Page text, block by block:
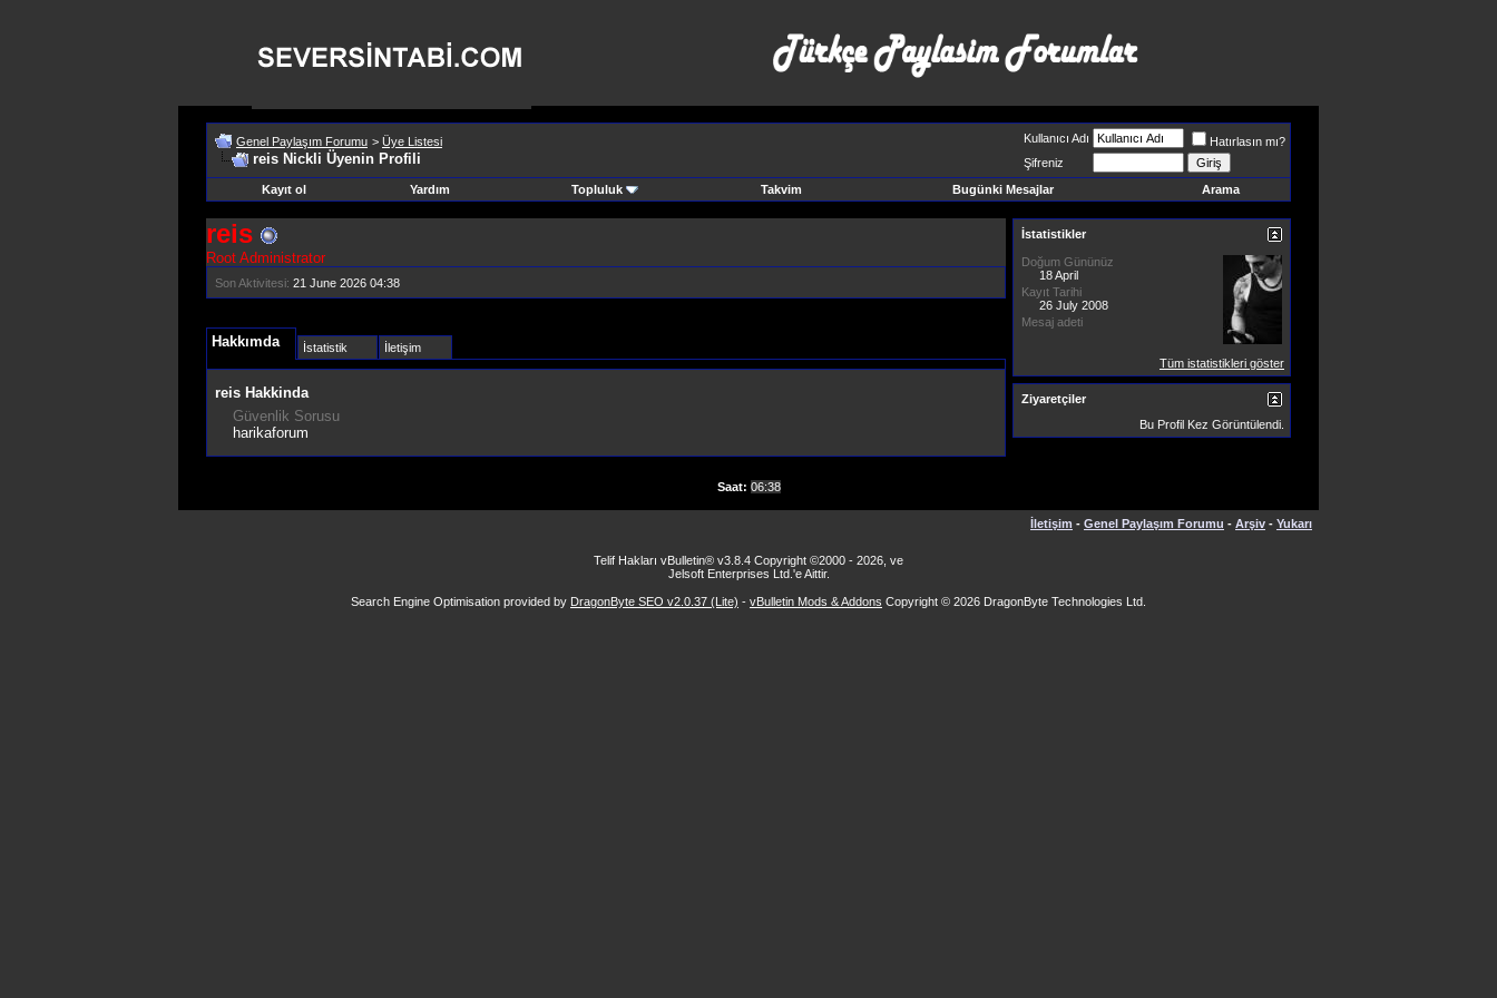
Genel Paylaşım Forumu > Üye Listesi
reis Nickli Üyenin Profili
Kullanıcı Adı
Hatırlasın mı?
Şifreniz
Kayıt ol
Yardım Topluluk Takvim Bugünki Mesajlar Arama
reis
Root Administrator
Son Aktivitesi: 21 June 2026 04:38
Hakkımda İstatistik İletişim
reis Hakkinda
Güvenlik Sorusu
harikaforum
İstatistikler
Doğum Gününüz
18 April
Kayıt Tarihi
26 July 2008
Mesaj adeti
Tüm istatistikleri göster
Ziyaretçiler
Bu Profil Kez Görüntülendi.
Saat: 06:38
İletişim - Genel Paylaşım Forumu - Arşiv - Yukarı
Telif Hakları vBulletin® v3.8.4 Copyright ©2000 - 2026, ve
Jelsoft Enterprises Ltd.'e Aittir.
Search Engine Optimisation provided by DragonByte SEO v2.0.37 (Lite) - vBulletin Mods & Addons Copyright © 2026 DragonByte Technologies Ltd.